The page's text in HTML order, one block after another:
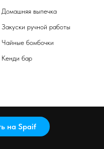
Домашняя выпечка
Закуски ручной работы
Чайные бомбочки
Кенди бар
на Spaif